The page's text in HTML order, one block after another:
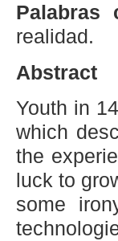
Palabras
realidad.
Abstract
Youth in
which
the
luck to
some